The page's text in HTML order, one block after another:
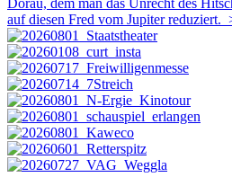
Dorau, dem man das Unrecht des
auf diesen Fred vom Jupiter reduziert.